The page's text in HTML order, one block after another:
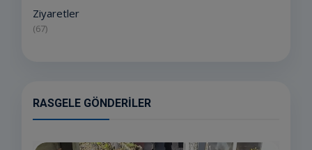
Ziyaretler
(67)
RASGELE GÖNDERILER